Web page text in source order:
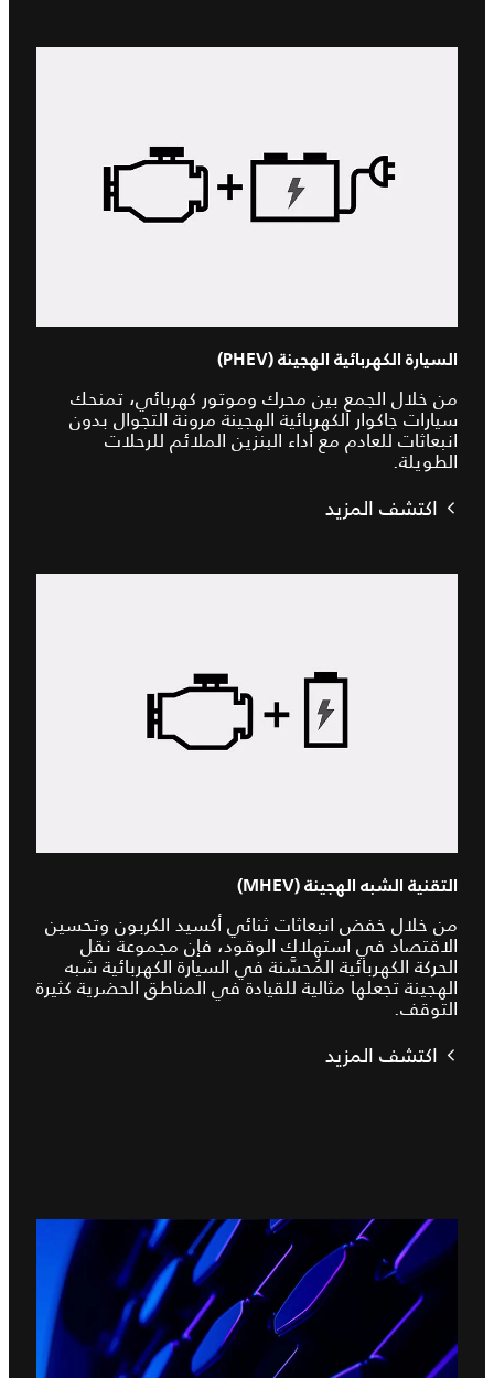
السيارة الكهربائية الهجينة (PHEV)
من خلال الجمع بين محرك وموتور كهربائي، تمنحك
سيارات جاكوار الكهربائية الهجينة مرونة التجوال بدون
انبعاثات للعادم مع أداء البنزين الملائم للرحلات
الطويلة.
اكتشف المزيد
التقنية الشبه الهجينة (MHEV)
من خلال خفض انبعاثات ثنائي أكسيد الكربون وتحسين
الاقتصاد في استهلاك الوقود، فإن مجموعة نقل
الحركة الكهربائية المُحسَّنة في السيارة الكهربائية شبه
الهجينة تجعلها مثالية للقيادة في المناطق الحضرية كثيرة
التوقف.
اكتشف المزيد